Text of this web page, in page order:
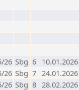
26 Sbg 6 10.01.2026
26 Sbg 7 24.01.2026
26 Sbg 8 28.02.2026